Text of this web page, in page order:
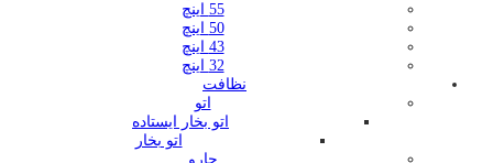
55 اینچ
50 اینچ
43 اینچ
32 اینچ
نظافت
اتو
اتو بخار ایستاده
اتو بخار
جارو